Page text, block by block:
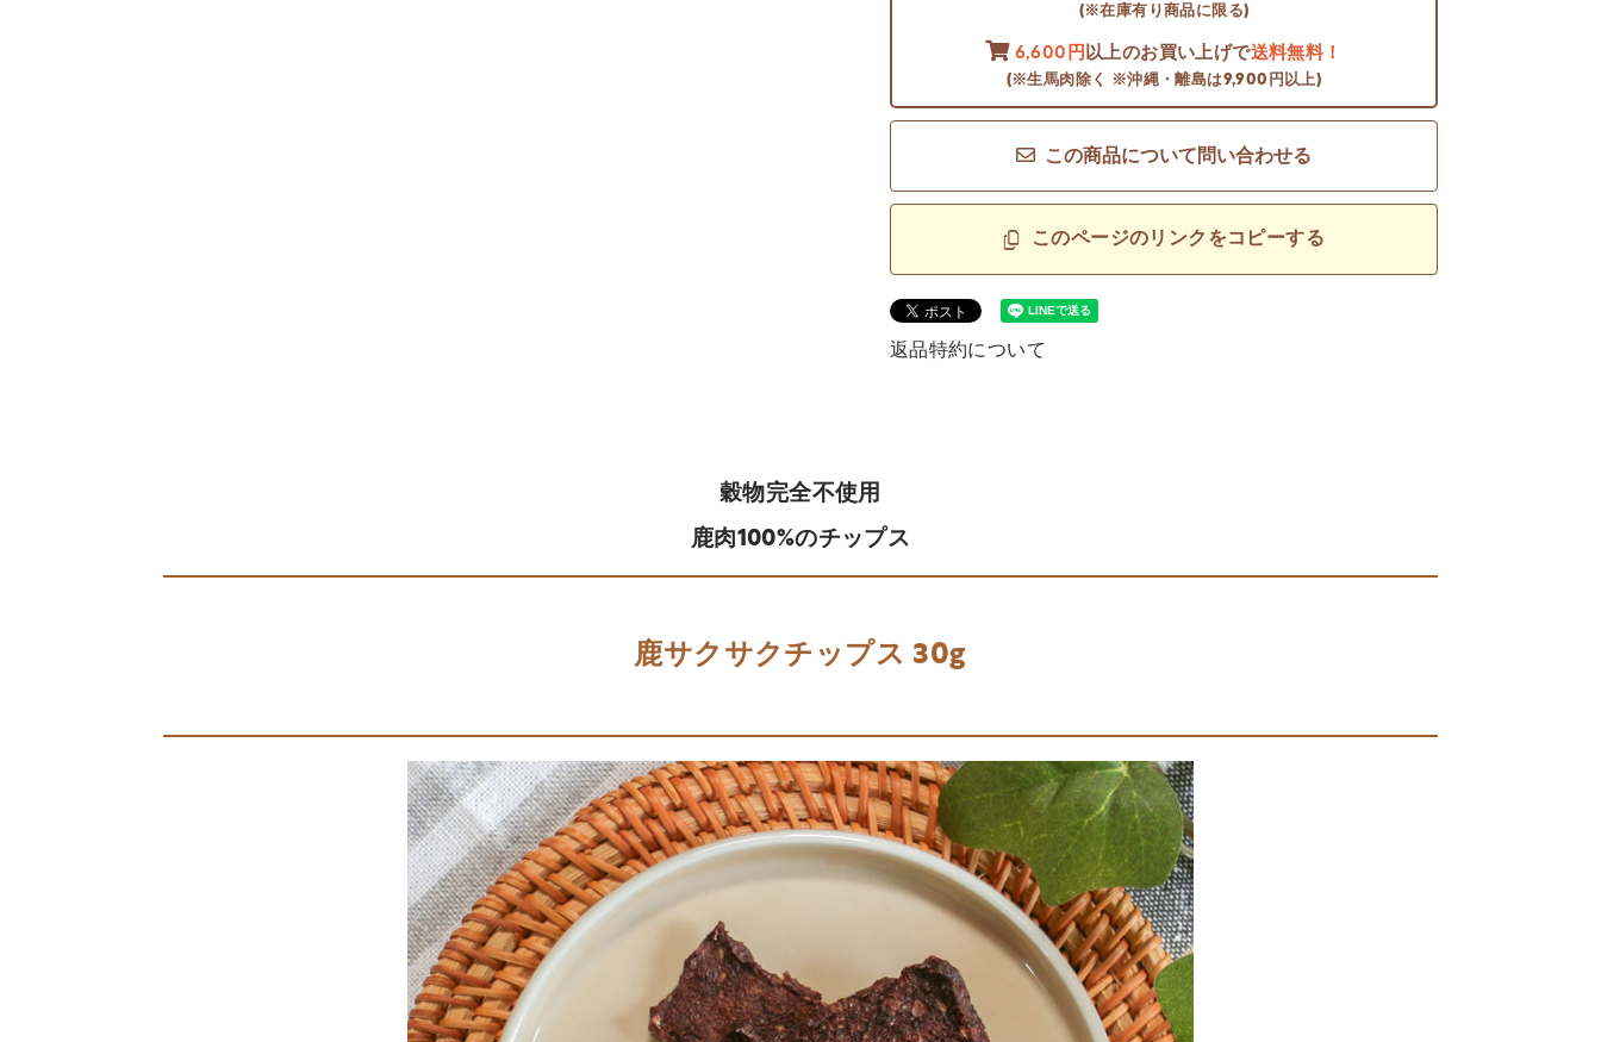
(※在庫有り商品に限る)
6,600円以上のお買い上げで送料無料！
(※生馬肉除く ※沖縄・離島は9,900円以上)
この商品について問い合わせる
このページのリンクをコピーする
返品特約について
穀物完全不使用
鹿肉100%のチップス
鹿サクサクチップス 30g